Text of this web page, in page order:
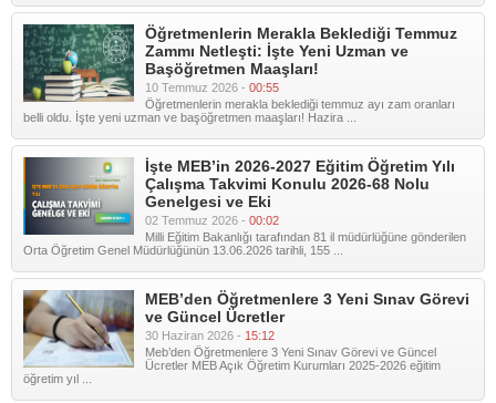
Öğretmenlerin Merakla Beklediği Temmuz
Zammı Netleşti: İşte Yeni Uzman ve
Başöğretmen Maaşları!
10 Temmuz 2026 - 00:55
Öğretmenlerin merakla beklediği temmuz ayı zam oranları
belli oldu. İşte yeni uzman ve başöğretmen maaşları! Hazira ...
İşte MEB’in 2026-2027 Eğitim Öğretim Yılı
Çalışma Takvimi Konulu 2026-68 Nolu
Genelgesi ve Eki
02 Temmuz 2026 - 00:02
Milli Eğitim Bakanlığı tarafından 81 il müdürlüğüne gönderilen
Orta Öğretim Genel Müdürlüğünün 13.06.2026 tarihli, 155 ...
MEB’den Öğretmenlere 3 Yeni Sınav Görevi
ve Güncel Ücretler
30 Haziran 2026 - 15:12
Meb’den Öğretmenlere 3 Yeni Sınav Görevi ve Güncel
Ücretler MEB Açık Öğretim Kurumları 2025-2026 eğitim
öğretim yıl ...